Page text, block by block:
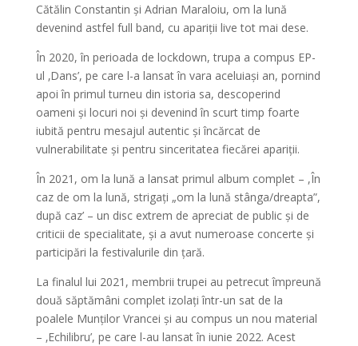
Cătălin Constantin și Adrian Maraloiu, om la lună
devenind astfel full band, cu apariții live tot mai dese.
În 2020, în perioada de lockdown, trupa a compus EP-
ul ‚Dans’, pe care l-a lansat în vara aceluiași an, pornind
apoi în primul turneu din istoria sa, descoperind
oameni și locuri noi și devenind în scurt timp foarte
iubită pentru mesajul autentic și încărcat de
vulnerabilitate și pentru sinceritatea fiecărei apariții.
În 2021, om la lună a lansat primul album complet – ,În
caz de om la lună, strigați „om la lună stânga/dreapta”,
după caz’ – un disc extrem de apreciat de public și de
criticii de specialitate, și a avut numeroase concerte și
participări la festivalurile din țară.
La finalul lui 2021, membrii trupei au petrecut împreună
două săptămâni complet izolați într-un sat de la
poalele Munților Vrancei și au compus un nou material
– ‚Echilibru’, pe care l-au lansat în iunie 2022. Acest